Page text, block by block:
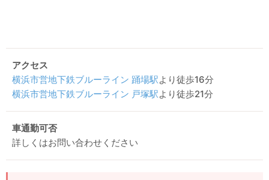
アクセス
横浜市営地下鉄ブルーライン 踊場駅より徒歩16分
横浜市営地下鉄ブルーライン 戸塚駅より徒歩21分
車通勤可否
詳しくはお問い合わせください